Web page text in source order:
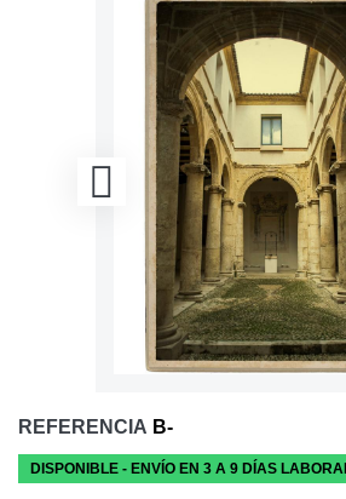
REFERENCIA B-
DISPONIBLE - ENVÍO EN 3 A 9 DÍAS